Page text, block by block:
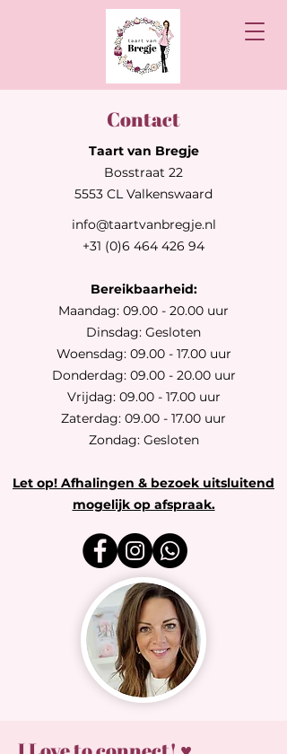
Contact
Taart van Bregje
Bosstraat 22
5553 CL Valkenswaard
info@taartvanbregje.nl
+31 (0)6 464 426 94
Bereikbaarheid:
Maandag: 09.00 - 20.00 uur
Dinsdag: Gesloten
Woensdag: 09.00 - 17.00 uur
Donderdag: 09.00 - 20.00 uur
Vrijdag: 09.00 - 17.00 uur
Zaterdag: 09.00 - 17.00 uur
Zondag: Gesloten
Let op! Afhalingen & bezoek uitsluitend
mogelijk op afspraak.